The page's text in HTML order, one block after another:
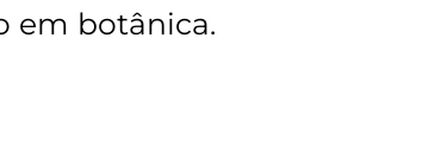
em botânica.